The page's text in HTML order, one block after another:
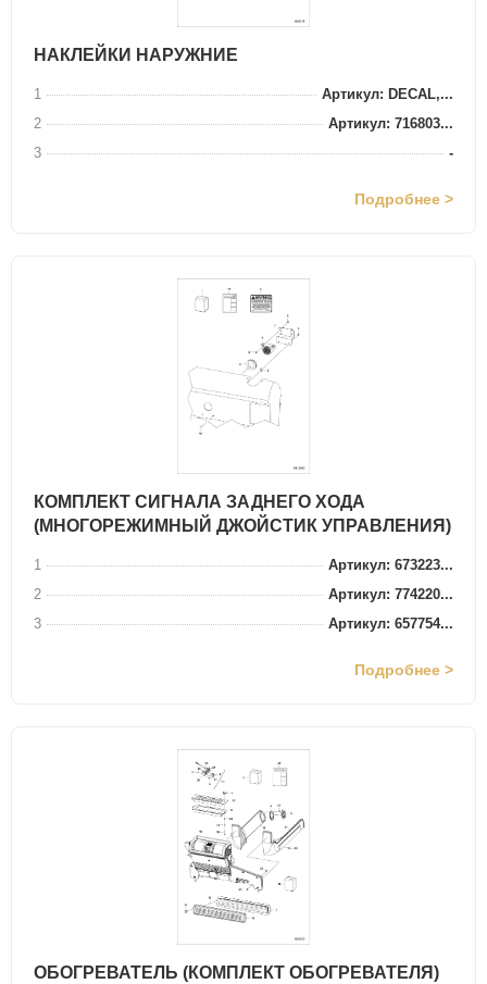
НАКЛЕЙКИ НАРУЖНИЕ
1
Артикул: DECAL,...
2
Артикул: 716803...
3
-
Подробнее >
КОМПЛЕКТ СИГНАЛА ЗАДНЕГО ХОДА
(МНОГОРЕЖИМНЫЙ ДЖОЙСТИК УПРАВЛЕНИЯ)
1
Артикул: 673223...
2
Артикул: 774220...
3
Артикул: 657754...
Подробнее >
ОБОГРЕВАТЕЛЬ (КОМПЛЕКТ ОБОГРЕВАТЕЛЯ)